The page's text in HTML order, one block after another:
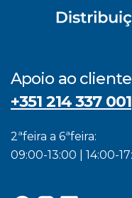
Apoio ao cliente
+351 214 337 001
2ªfeira a 6ªfeira:
09:00-13:00 | 14:00-